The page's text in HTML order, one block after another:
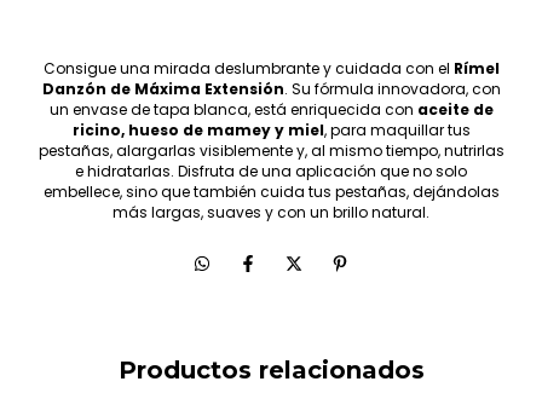
Consigue una mirada deslumbrante y cuidada con el Rímel
Danzón de Máxima Extensión. Su fórmula innovadora, con
un envase de tapa blanca, está enriquecida con aceite de
ricino, hueso de mamey y miel, para maquillar tus
pestañas, alargarlas visiblemente y, al mismo tiempo, nutrirlas
e hidratarlas. Disfruta de una aplicación que no solo
embellece, sino que también cuida tus pestañas, dejándolas
más largas, suaves y con un brillo natural.
Productos relacionados